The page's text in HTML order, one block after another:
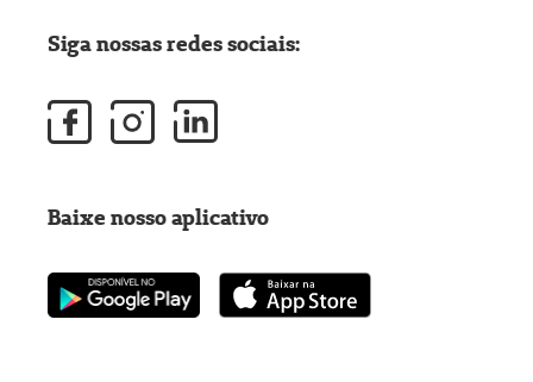
Siga nossas redes sociais:
Baixe nosso aplicativo